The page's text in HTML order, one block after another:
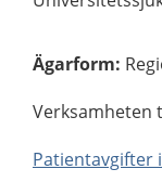
Ägarform:
Verksamheten
Patientavgifter